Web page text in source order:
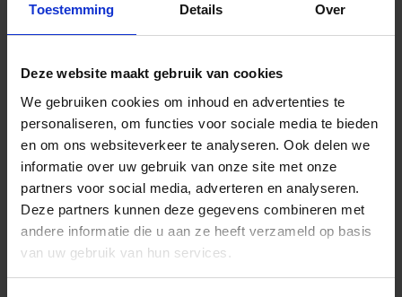
Toestemming Details Over
Deze website maakt gebruik van cookies
We gebruiken cookies om inhoud en advertenties te
personaliseren, om functies voor sociale media te bieden
en om ons websiteverkeer te analyseren. Ook delen we
informatie over uw gebruik van onze site met onze
partners voor social media, adverteren en analyseren.
Deze partners kunnen deze gegevens combineren met
andere informatie die u aan ze heeft verzameld op basis
van uw gebruik van hun services.